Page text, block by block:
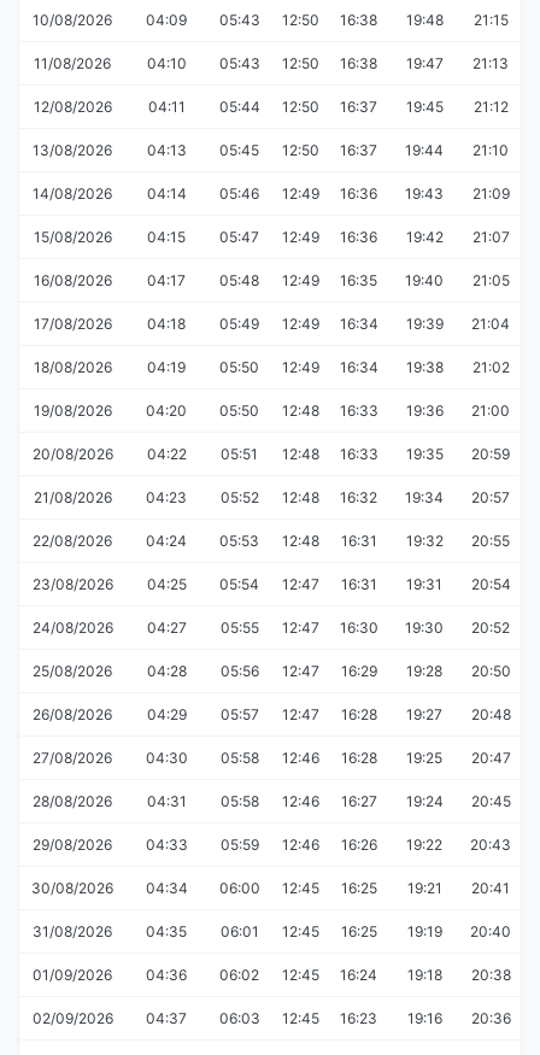
10/08/2026 04:09 05:43 12:50 16:38 19:48 21:15
11/08/2026 04:10 05:43 12:50 16:38 19:47 21:13
12/08/2026 04:11 05:44 12:50 16:37 19:45 21:12
13/08/2026 04:13 05:45 12:50 16:37 19:44 21:10
14/08/2026 04:14 05:46 12:49 16:36 19:43 21:09
15/08/2026 04:15 05:47 12:49 16:36 19:42 21:07
16/08/2026 04:17 05:48 12:49 16:35 19:40 21:05
17/08/2026 04:18 05:49 12:49 16:34 19:39 21:04
18/08/2026 04:19 05:50 12:49 16:34 19:38 21:02
19/08/2026 04:20 05:50 12:48 16:33 19:36 21:00
20/08/2026 04:22 05:51 12:48 16:33 19:35 20:59
21/08/2026 04:23 05:52 12:48 16:32 19:34 20:57
22/08/2026 04:24 05:53 12:48 16:31 19:32 20:55
23/08/2026 04:25 05:54 12:47 16:31 19:31 20:54
24/08/2026 04:27 05:55 12:47 16:30 19:30 20:52
25/08/2026 04:28 05:56 12:47 16:29 19:28 20:50
26/08/2026 04:29 05:57 12:47 16:28 19:27 20:48
27/08/2026 04:30 05:58 12:46 16:28 19:25 20:47
28/08/2026 04:31 05:58 12:46 16:27 19:24 20:45
29/08/2026 04:33 05:59 12:46 16:26 19:22 20:43
30/08/2026 04:34 06:00 12:45 16:25 19:21 20:41
31/08/2026 04:35 06:01 12:45 16:25 19:19 20:40
01/09/2026 04:36 06:02 12:45 16:24 19:18 20:38
02/09/2026 04:37 06:03 12:45 16:23 19:16 20:36